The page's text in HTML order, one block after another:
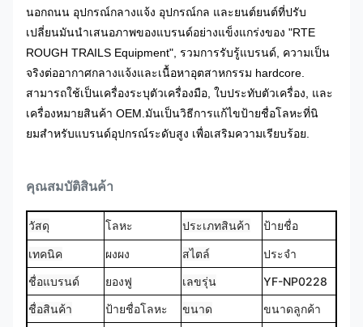
นอกถนน อุปกรณ์กลางแจ้ง อุปกรณ์กล และยนต์ยนต์ที่ปรับ
เปลี่ยนมันนําเสนอภาพของแบรนด์อย่างแข็งแกร่งของ "RTE
ROUGH TRAILS Equipment", รวมการรับรู้แบรนด์, ความเป็น
จริงต่ออากาศกลางแจ้งและเนื้อหาอุตสาหกรรม hardcore.
สามารถใช้เป็นเครื่องระบุตัวเครื่องมือ, ใบประทับตัวเครื่อง, และ
เครื่องหมายสินค้า OEM.มันเป็นวิธีการแก้ไขป้ายชื่อโลหะที่นิ
ยมสําหรับแบรนด์อุปกรณ์ระดับสูง เพื่อเสริมความเรียบร้อย.
คุณสมบัติสินค้า
วัสดุ โลหะ ประเภทสินค้า ป้ายชื่อ
เทคนิค ผงผง สไตล์
ประจํา
ชื่อแบรนด์
ยองฟู เลขรุ่น
YF-NP0228
ชื่อสินค้า
ป้ายชื่อโลหะ ขนาด ขนาดลูกค้า